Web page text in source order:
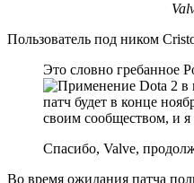
Пользователь под ником
Это словно гребанное
патч будет в конце
своим сообществом, и я
Спасибо, Valve,
Во время ожидания патча